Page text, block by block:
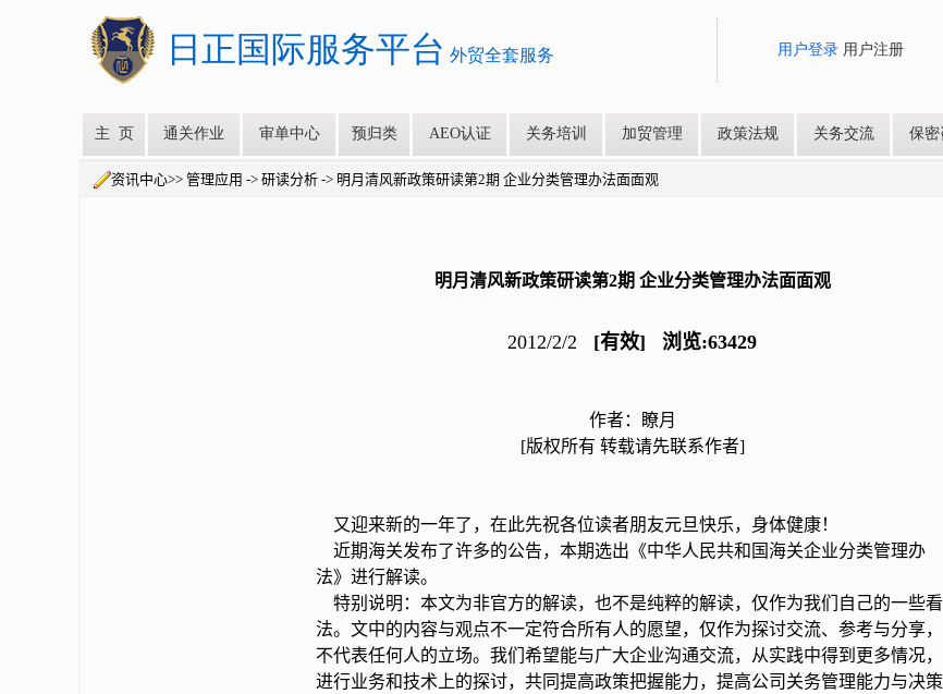
资讯中心>> 管理应用 -> 研读分析 -> 明月清风新政策研读第2期 企业分类管理办法面面观
明月清风新政策研读第2期 企业分类管理办法面面观
2012/2/2 [有效] 浏览:63429
作者：瞭月
[版权所有 转载请先联系作者]
又迎来新的一年了，在此先祝各位读者朋友元旦快乐，身体健康！
近期海关发布了许多的公告，本期选出《中华人民共和国海关企业分类管理办
法》进行解读。
特别说明：本文为非官方的解读，也不是纯粹的解读，仅作为我们自己的一些看
法。文中的内容与观点不一定符合所有人的愿望，仅作为探讨交流、参考与分享，
不代表任何人的立场。我们希望能与广大企业沟通交流，从实践中得到更多情况，
进行业务和技术上的探讨，共同提高政策把握能力，提高公司关务管理能力与决策